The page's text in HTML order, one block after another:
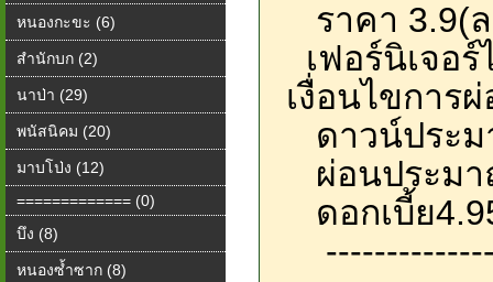
หนองกะขะ (6)
สำนักบก (2)
นาป่า (29)
พนัสนิคม (20)
มาบโป่ง (12)
============= (0)
บึง (8)
หนองซ้ำซาก (8)
ราคา 3.9(
เฟอร์นิเจอร์
เงื่อนไขการ
ดาวน์ประม
ผ่อนประม
ดอกเบี้ย